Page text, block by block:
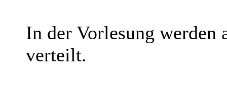
In der Vorlesung werden
verteilt.